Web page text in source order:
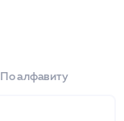
По алфавиту